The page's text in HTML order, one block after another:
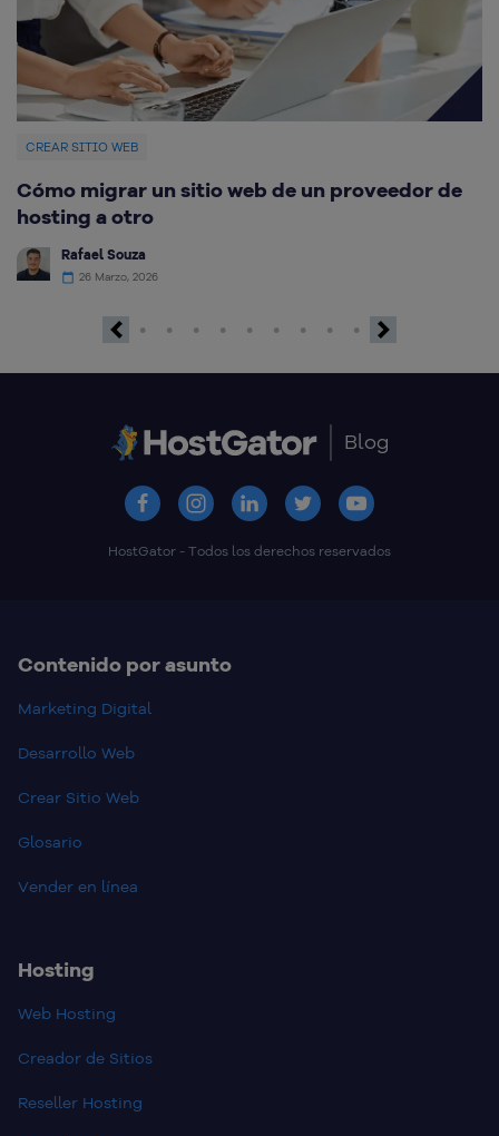
CREAR SITIO WEB
Cómo migrar un sitio web de un proveedor de
hosting a otro
Rafael Souza
26 Marzo, 2026
Blog
HostGator - Todos los derechos reservados
Contenido por asunto
Marketing Digital
Desarrollo Web
Crear Sitio Web
Glosario
Vender en línea
Hosting
Web Hosting
Creador de Sitios
Reseller Hosting